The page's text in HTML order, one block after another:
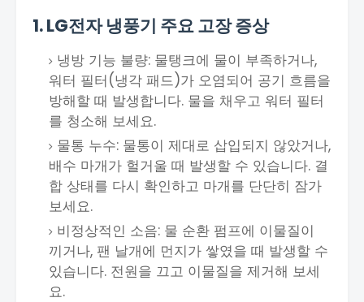
1. LG전자 냉풍기 주요 고장 증상
냉방 기능 불량: 물탱크에 물이 부족하거나,
워터 필터(냉각 패드)가 오염되어 공기 흐름을
방해할 때 발생합니다. 물을 채우고 워터 필터
를 청소해 보세요.
물통 누수: 물통이 제대로 삽입되지 않았거나,
배수 마개가 헐거울 때 발생할 수 있습니다. 결
합 상태를 다시 확인하고 마개를 단단히 잠가
보세요.
비정상적인 소음: 물 순환 펌프에 이물질이
끼거나, 팬 날개에 먼지가 쌓였을 때 발생할 수
있습니다. 전원을 끄고 이물질을 제거해 보세
요.